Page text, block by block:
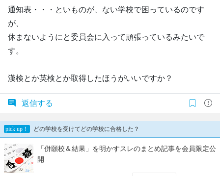
通知表・・・といものが、ない学校で困っているのです
が、
休まないようにと委員会に入って頑張っているみたいで
す。
漢検とか英検とか取得したほうがいいですか？
返信する